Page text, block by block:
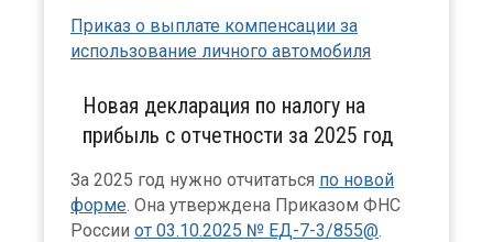
Приказ о выплате компенсации за
использование личного автомобиля
Новая декларация по налогу на
прибыль с отчетности за 2025 год
За 2025 год нужно отчитаться по новой
форме . Она утверждена Приказом ФНС
России от 03.10.2025 № ЕД-7-3/855@